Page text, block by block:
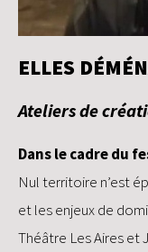
ELLES
Ateliers de
Dans le cadre du
Nul territoire n’est
et les enjeux de
Théâtre Les Aires et